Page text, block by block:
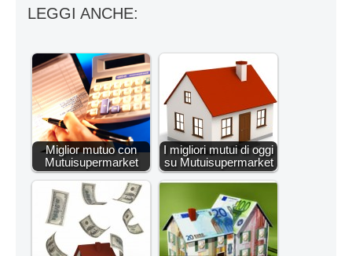
LEGGI ANCHE:
Miglior mutuo con
Mutuisupermarket
I migliori mutui di oggi
su Mutuisupermarket